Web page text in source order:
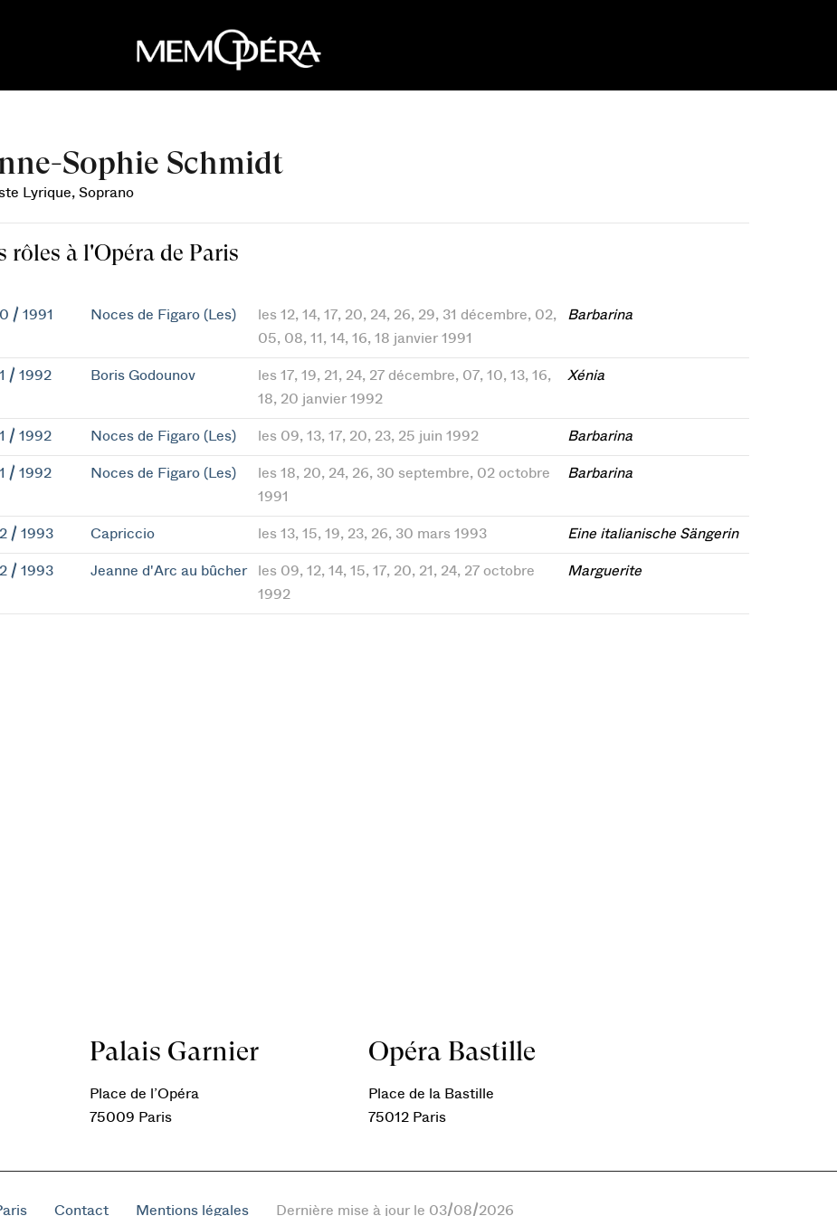
Sophie Schmidt
Lyrique, Soprano
rôles à l'Opéra de Paris
/ 1991 Noces de Figaro (Les)
les 12, 14, 17, 20, 24, 26, 29, 31 décembre, 02,
05, 08, 11, 14, 16, 18 janvier 1991
Barbarina
/ 1992 Boris Godounov
les 17, 19, 21, 24, 27 décembre, 07, 10, 13, 16,
18, 20 janvier 1992
Xénia
/ 1992 Noces de Figaro (Les) les 09, 13, 17, 20, 23, 25 juin 1992 Barbarina
/ 1992 Noces de Figaro (Les)
les 18, 20, 24, 26, 30 septembre, 02 octobre
1991
Barbarina
/ 1993 Capriccio les 13, 15, 19, 23, 26, 30 mars 1993 Eine italianische Sängerin
/ 1993 Jeanne d'Arc au bûcher
les 09, 12, 14, 15, 17, 20, 21, 24, 27 octobre
1992
Marguerite
Palais Garnier
Place de l’Opéra
75009 Paris
Opéra Bastille
Place de la Bastille
75012 Paris
Contact Mentions légales Dernière mise à jour le 03/08/2026